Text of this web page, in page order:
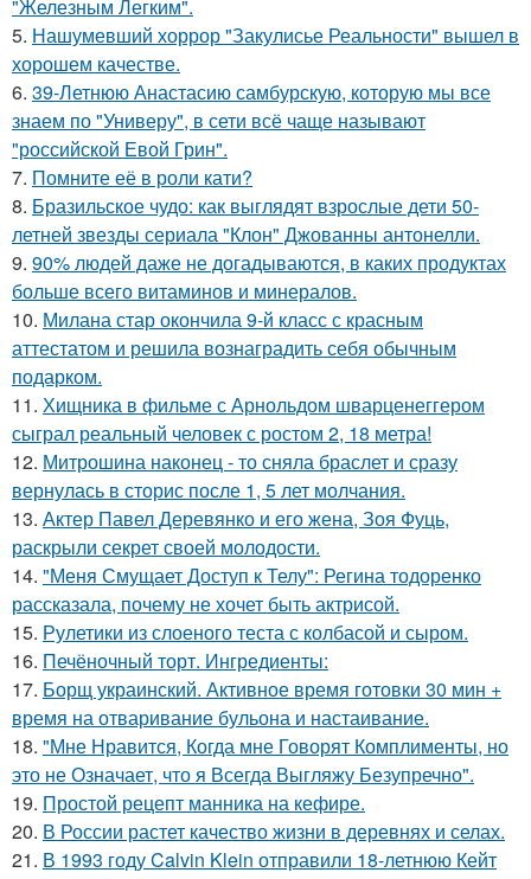
"Железным Легким".
5. Нашумевший хоррор "Закулисье Реальности" вышел в
хорошем качестве.
6. 39-Летнюю Анастасию самбурскую, которую мы все
знаем по "Универу", в сети всё чаще называют
"российской Евой Грин".
7. Помните её в роли кати?
8. Бразильское чудо: как выглядят взрослые дети 50-
летней звезды сериала "Клон" Джованны антонелли.
9. 90% людей даже не догадываются, в каких продуктах
больше всего витаминов и минералов.
10. Милана стар окончила 9-й класс с красным
аттестатом и решила вознаградить себя обычным
подарком.
11. Хищника в фильме с Арнольдом шварценеггером
сыграл реальный человек с ростом 2, 18 метра!
12. Митрошина наконец - то сняла браслет и сразу
вернулась в сторис после 1, 5 лет молчания.
13. Актер Павел Деревянко и его жена, Зоя Фуць,
раскрыли секрет своей молодости.
14. "Меня Смущает Доступ к Телу": Регина тодоренко
рассказала, почему не хочет быть актрисой.
15. Рулетики из слоеного теста с колбасой и сыром.
16. Печёночный торт. Ингредиенты:
17. Борщ украинский. Активное время готовки 30 мин +
время на отваривание бульона и настаивание.
18. "Мне Нравится, Когда мне Говорят Комплименты, но
это не Означает, что я Всегда Выгляжу Безупречно".
19. Простой рецепт манника на кефире.
20. В России растет качество жизни в деревнях и селах.
21. В 1993 году Calvin Klein отправили 18-летнюю Кейт